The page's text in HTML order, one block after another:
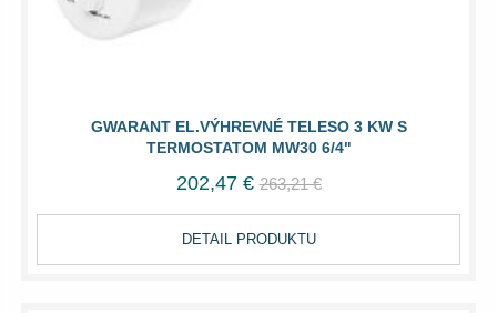
GWARANT EL.VÝHREVNÉ TELESO 3 KW S
TERMOSTATOM MW30 6/4"
202,47 € 263,21 €
DETAIL PRODUKTU